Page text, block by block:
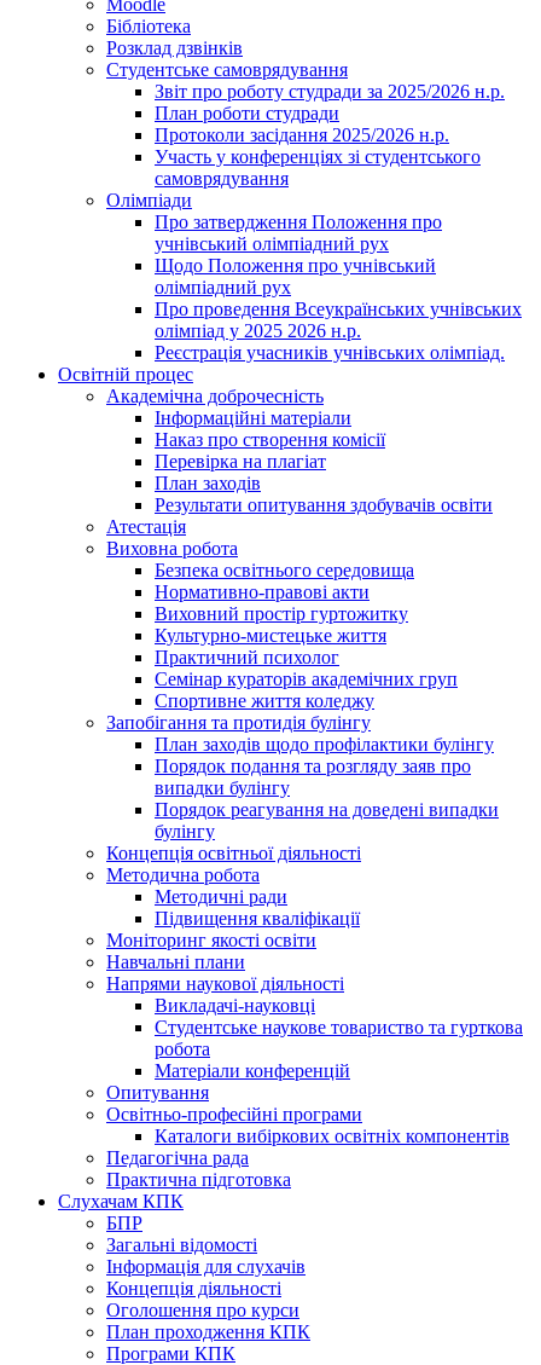
Moodle
Бібліотека
Розклад дзвінків
Студентське самоврядування
Звіт про роботу студради за 2025/2026 н.р.
План роботи студради
Протоколи засідання 2025/2026 н.р.
Участь у конференціях зі студентського
самоврядування
Олімпіади
Про затвердження Положення про
учнівський олімпіадний рух
Щодо Положення про учнівський
олімпіадний рух
Про проведення Всеукраїнських учнівських
олімпіад у 2025 2026 н.р.
Реєстрація учасників учнівських олімпіад.
Освітній процес
Академічна доброчесність
Інформаційні матеріали
Наказ про створення комісії
Перевірка на плагіат
План заходів
Результати опитування здобувачів освіти
Атестація
Виховна робота
Безпека освітнього середовища
Нормативно-правові акти
Виховний простір гуртожитку
Культурно-мистецьке життя
Практичний психолог
Семінар кураторів академічних груп
Спортивне життя коледжу
Запобігання та протидія булінгу
План заходів щодо профілактики булінгу
Порядок подання та розгляду заяв про
випадки булінгу
Порядок реагування на доведені випадки
булінгу
Концепція освітньої діяльності
Методична робота
Методичні ради
Підвищення кваліфікації
Моніторинг якості освіти
Навчальні плани
Напрями наукової діяльності
Викладачі-науковці
Студентське наукове товариство та гурткова
робота
Матеріали конференцій
Опитування
Освітньо-професійні програми
Каталоги вибіркових освітніх компонентів
Педагогічна рада
Практична підготовка
Слухачам КПК
БПР
Загальні відомості
Інформація для слухачів
Концепція діяльності
Оголошення про курси
План проходження КПК
Програми КПК